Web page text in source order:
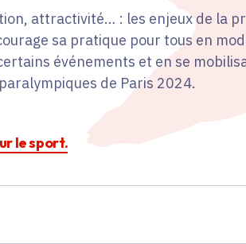
attractivité… : les enjeux de la
sa pratique pour tous en
événements et en se
de Paris 2024.
le sport.